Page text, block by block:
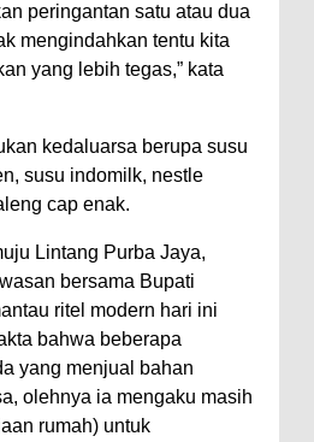
peringantan satu atau dua
mengindahkan tentu kita
yang lebih tegas,” kata
kedaluarsa berupa susu
susu indomilk, nestle
cap enak.
Lintang Purba Jaya,
bersama Bupati
ritel modern hari ini
bahwa beberapa
yang menjual bahan
olehnya ia mengaku masih
rumah) untuk